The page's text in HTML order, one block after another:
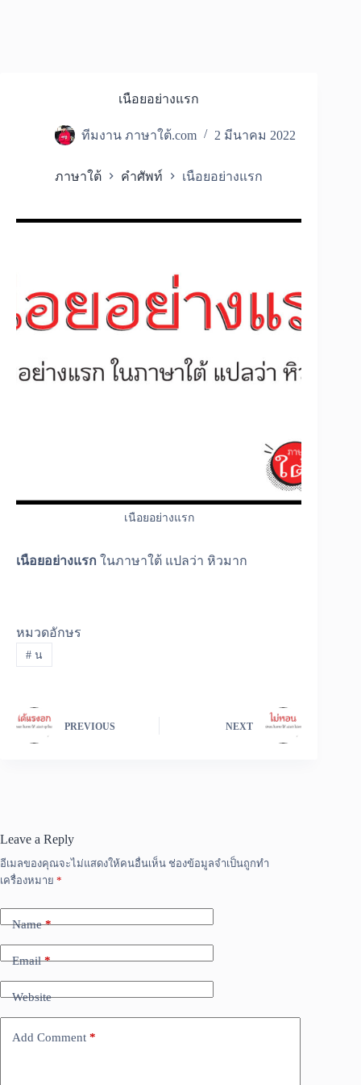
เนือยอย่างแรก
ทีมงาน ภาษาใต้.com 2 มีนาคม 2022
ภาษาใต้ คำศัพท์ เนือยอย่างแรก
เนือยอย่างแรก
เนือยอย่างแรก ในภาษาใต้ แปลว่า หิวมาก
หมวดอักษร
#น
PREVIOUS NEXT
Leave a Reply
อีเมลของคุณจะไม่แสดงให้คนอื่นเห็น ช่องข้อมูลจำเป็นถูกทำ
เครื่องหมาย *
Name*
Email*
Website
Add Comment *